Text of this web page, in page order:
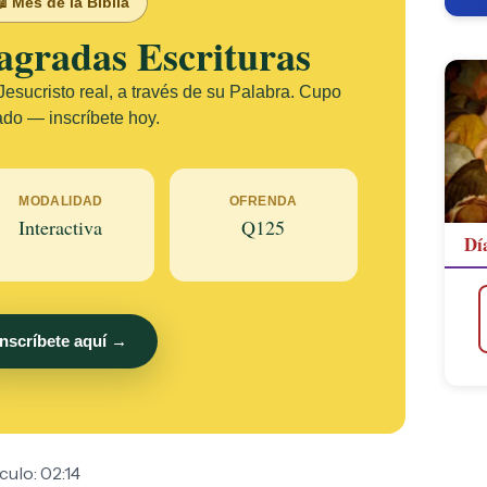
Escrituras
real, a través de su Palabra. Cupo
— inscríbete hoy.
MODALIDAD
Interactiva
OFRENDA
Q125
aquí →
02:14